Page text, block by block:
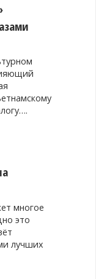
многое
это
лучших